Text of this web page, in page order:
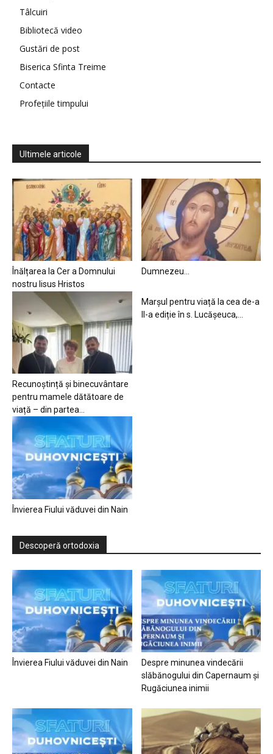
Tâlcuiri
Bibliotecă video
Gustări de post
Biserica Sfinta Treime
Contacte
Profețiile timpului
Ultimele articole
Înălțarea la Cer a Domnului
nostru Iisus Hristos
Dumnezeu…
Recunoștință și binecuvântare
pentru mamele dătătoare de
viață – din partea...
Marșul pentru viață la cea de-a
II-a ediție în s. Lucășeuca,...
Învierea Fiului văduvei din Nain
Descoperă ortodoxia
Învierea Fiului văduvei din Nain
Despre minunea vindecării
slăbănogului din Capernaum și
Rugăciunea inimii